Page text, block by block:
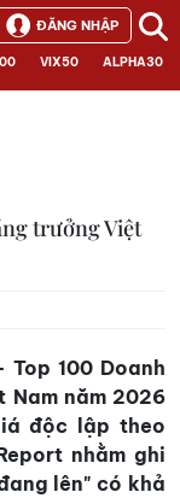
VIX50 ALPHA30
ĐĂNG NHẬP
trưởng Việt
Top 100 Doanh
Nam năm 2026
độc lập theo
nhằm ghi
lên" có khả